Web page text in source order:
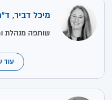
מיכל דביר,
שותפה מנהלת
עוד